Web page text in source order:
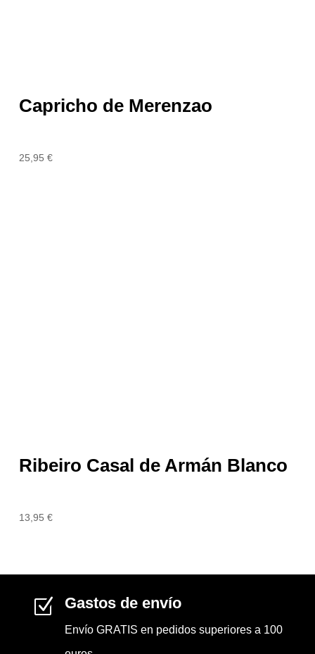
Capricho de Merenzao
25,95€
Ribeiro Casal de Armán Blanco
13,95€
Z Gastos de envío
Envío GRATIS en pedidos superiores a 100